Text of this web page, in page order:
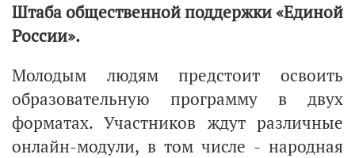
Штаба общественной поддержки «Единой
России».
Молодым людям предстоит освоить
образовательную программу в двух
форматах. Участников ждут различные
онлайн-модули, в том числе - народная